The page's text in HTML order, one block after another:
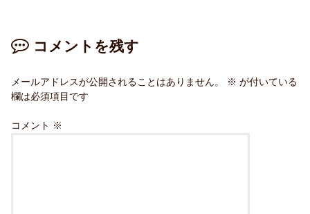
コメントを残す
メールアドレスが公開されることはありません。 ※ が付いている
欄は必須項目です
コメント ※